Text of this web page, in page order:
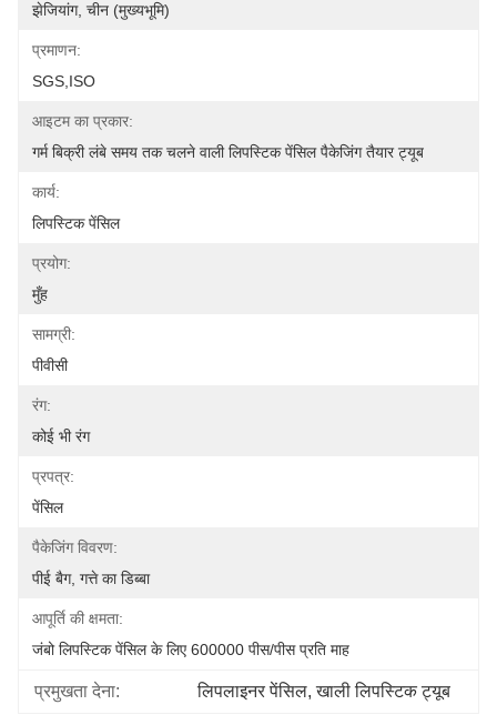
झेजियांग, चीन (मुख्यभूमि)
प्रमाणन:
SGS,ISO
आइटम का प्रकार:
गर्म बिक्री लंबे समय तक चलने वाली लिपस्टिक पेंसिल पैकेजिंग तैयार ट्यूब
कार्य:
लिपस्टिक पेंसिल
प्रयोग:
मुँह
सामग्री:
पीवीसी
रंग:
कोई भी रंग
प्रपत्र:
पेंसिल
पैकेजिंग विवरण:
पीई बैग, गत्ते का डिब्बा
आपूर्ति की क्षमता:
जंबो लिपस्टिक पेंसिल के लिए 600000 पीस/पीस प्रति माह
प्रमुखता देना: लिपलाइनर पेंसिल, खाली लिपस्टिक ट्यूब